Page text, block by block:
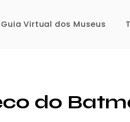
Guia Virtual dos Museus
do